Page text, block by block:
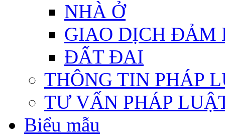
NHÀ Ở
GIAO DỊCH ĐẢM
ĐẤT ĐAI
THÔNG TIN PHÁP
TƯ VẤN PHÁP
Biểu mẫu